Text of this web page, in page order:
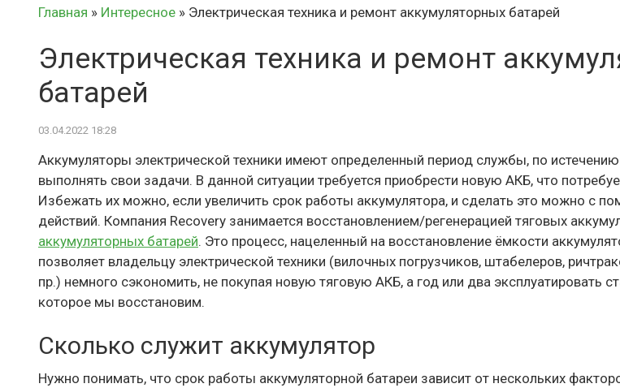
Главная » Интересное » Электрическая техника и ремонт аккумуляторных батарей
Электрическая техника и ремонт
батарей
03.04.2022 18:28
Аккумуляторы электрической техники имеют определенный период службы, по истечению
выполнять свои задачи. В данной ситуации требуется приобрести новую АКБ, что
Избежать их можно, если увеличить срок работы аккумулятора, и сделать это можно с
действий. Компания Recovery занимается восстановлением/регенерацией тяговых
аккумуляторных батарей. Это процесс, нацеленный на восстановление ёмкости
позволяет владельцу электрической техники (вилочных погрузчиков, штабелеров,
пр.) немного сэкономить, не покупая новую тяговую АКБ, а год или два эксплуатировать
которое мы восстановим.
Сколько служит аккумулятор
Нужно понимать, что срок работы аккумуляторной батареи зависит от нескольких